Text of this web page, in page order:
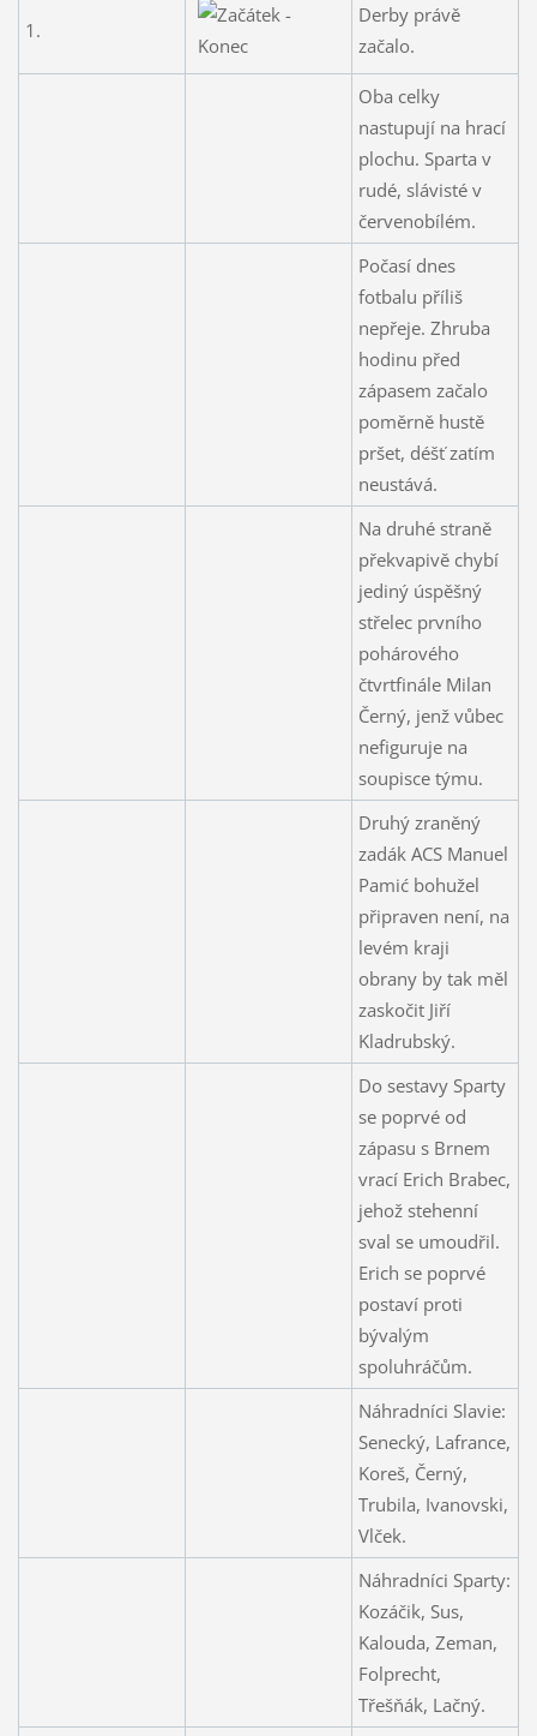
1.
Derby právě
začalo.
Oba celky
nastupují na hrací
plochu. Sparta v
rudé, slávisté v
červenobílém.
Počasí dnes
fotbalu příliš
nepřeje. Zhruba
hodinu před
zápasem začalo
poměrně hustě
pršet, déšť zatím
neustává.
Na druhé straně
překvapivě chybí
jediný úspěšný
střelec prvního
pohárového
čtvrtfinále Milan
Černý, jenž vůbec
nefiguruje na
soupisce týmu.
Druhý zraněný
zadák ACS Manuel
Pamić bohužel
připraven není, na
levém kraji
obrany by tak měl
zaskočit Jiří
Kladrubský.
Do sestavy Sparty
se poprvé od
zápasu s Brnem
vrací Erich Brabec,
jehož stehenní
sval se umoudřil.
Erich se poprvé
postaví proti
bývalým
spoluhráčům.
Náhradníci Slavie:
Senecký, Lafrance,
Koreš, Černý,
Trubila, Ivanovski,
Vlček.
Náhradníci Sparty:
Kozáčik, Sus,
Kalouda, Zeman,
Folprecht,
Třešňák, Lačný.